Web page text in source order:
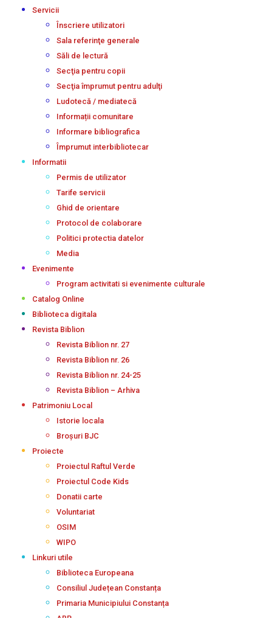
Servicii
Înscriere utilizatori
Sala referinţe generale
Săli de lectură
Secţia pentru copii
Secţia împrumut pentru adulţi
Ludotecă / mediatecă
Informații comunitare
Informare bibliografica
Împrumut interbibliotecar
Informatii
Permis de utilizator
Tarife servicii
Ghid de orientare
Protocol de colaborare
Politici protectia datelor
Media
Evenimente
Program activitati si evenimente culturale
Catalog Online
Biblioteca digitala
Revista Biblion
Revista Biblion nr. 27
Revista Biblion nr. 26
Revista Biblion nr. 24-25
Revista Biblion – Arhiva
Patrimoniu Local
Istorie locala
Broșuri BJC
Proiecte
Proiectul Raftul Verde
Proiectul Code Kids
Donatii carte
Voluntariat
OSIM
WIPO
Linkuri utile
Biblioteca Europeana
Consiliul Județean Constanța
Primaria Municipiului Constanța